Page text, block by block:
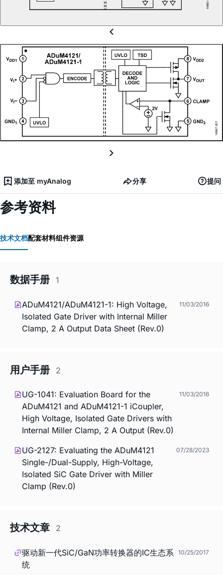
添加至 myAnalog 分享 提问
参考资料
技术文档配套材料组件资源
数据手册 1
ADuM4121/ADuM4121-1: High Voltage,
Isolated Gate Driver with Internal Miller
Clamp, 2 A Output Data Sheet (Rev.0)
11/03/2016
用户手册 2
UG-1041: Evaluation Board for the
ADuM4121 and ADuM4121-1 iCoupler,
High Voltage, Isolated Gate Drivers with
Internal Miller Clamp, 2 A Output (Rev.0)
11/03/2016
UG-2127: Evaluating the ADuM4121
Single-/Dual-Supply, High-Voltage,
Isolated SiC Gate Driver with Miller
Clamp (Rev.0)
07/28/2023
技术文章 2
驱动新一代SiC/GaN功率转换器的IC生态系
统
10/25/2017